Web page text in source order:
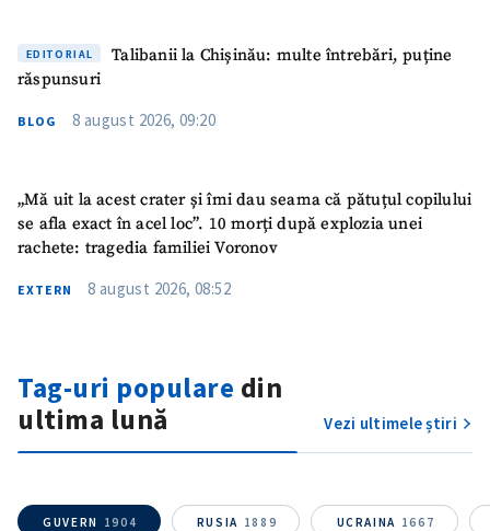
EDITORIAL
Talibanii la Chișinău: multe întrebări, puține
răspunsuri
BLOG 8 august 2026, 09:20
„Mă uit la acest crater și îmi dau seama că pătuțul copilului
se afla exact în acel loc”. 10 morți după explozia unei
rachete: tragedia familiei Voronov
EXTERN 8 august 2026, 08:52
Tag-uri populare din
ultima lună
Vezi ultimele știri
GUVERN 1904 RUSIA 1889 UCRAINA 1667